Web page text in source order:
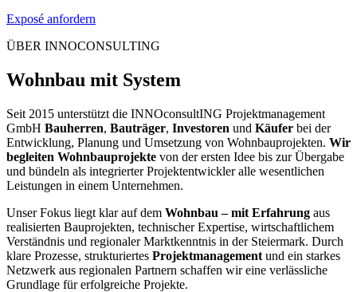
Exposé anfordern
ÜBER INNOCONSULTING
Wohnbau mit System
Seit 2015 unterstützt die INNOconsultING Projektmanagement
GmbH Bauherren, Bauträger, Investoren und Käufer bei der
Entwicklung, Planung und Umsetzung von Wohnbauprojekten. Wir
begleiten Wohnbauprojekte von der ersten Idee bis zur Übergabe
und bündeln als integrierter Projektentwickler alle wesentlichen
Leistungen in einem Unternehmen.
Unser Fokus liegt klar auf dem Wohnbau – mit Erfahrung aus
realisierten Bauprojekten, technischer Expertise, wirtschaftlichem
Verständnis und regionaler Marktkenntnis in der Steiermark. Durch
klare Prozesse, strukturiertes Projektmanagement und ein starkes
Netzwerk aus regionalen Partnern schaffen wir eine verlässliche
Grundlage für erfolgreiche Projekte.